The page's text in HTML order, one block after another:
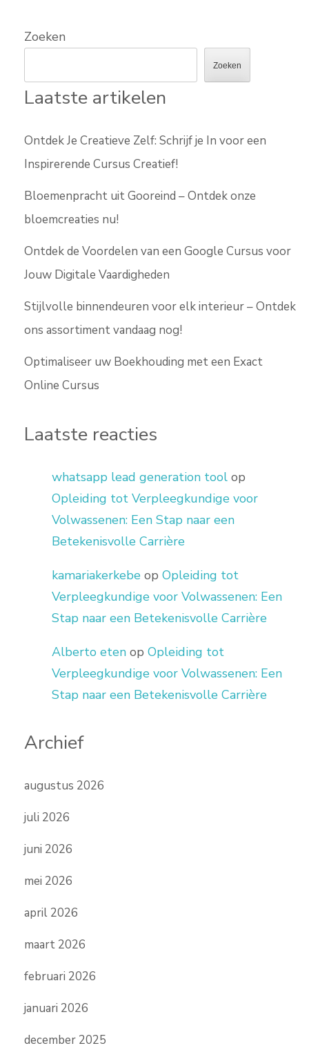
Zoeken
Zoeken
Laatste artikelen
Ontdek Je Creatieve Zelf: Schrijf je In voor een
Inspirerende Cursus Creatief!
Bloemenpracht uit Gooreind – Ontdek onze
bloemcreaties nu!
Ontdek de Voordelen van een Google Cursus voor
Jouw Digitale Vaardigheden
Stijlvolle binnendeuren voor elk interieur – Ontdek
ons assortiment vandaag nog!
Optimaliseer uw Boekhouding met een Exact
Online Cursus
Laatste reacties
whatsapp lead generation tool op
Opleiding tot Verpleegkundige voor
Volwassenen: Een Stap naar een
Betekenisvolle Carrière
kamariakerkebe op Opleiding tot
Verpleegkundige voor Volwassenen: Een
Stap naar een Betekenisvolle Carrière
Alberto eten op Opleiding tot
Verpleegkundige voor Volwassenen: Een
Stap naar een Betekenisvolle Carrière
Archief
augustus 2026
juli 2026
juni 2026
mei 2026
april 2026
maart 2026
februari 2026
januari 2026
december 2025